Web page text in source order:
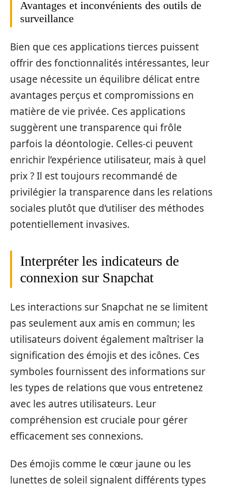
Avantages et inconvénients des outils de
surveillance
Bien que ces applications tierces puissent
offrir des fonctionnalités intéressantes, leur
usage nécessite un équilibre délicat entre
avantages perçus et compromissions en
matière de vie privée. Ces applications
suggèrent une transparence qui frôle
parfois la déontologie. Celles-ci peuvent
enrichir l’expérience utilisateur, mais à quel
prix ? Il est toujours recommandé de
privilégier la transparence dans les relations
sociales plutôt que d’utiliser des méthodes
potentiellement invasives.
Interpréter les indicateurs de
connexion sur Snapchat
Les interactions sur Snapchat ne se limitent
pas seulement aux amis en commun; les
utilisateurs doivent également maîtriser la
signification des émojis et des icônes. Ces
symboles fournissent des informations sur
les types de relations que vous entretenez
avec les autres utilisateurs. Leur
compréhension est cruciale pour gérer
efficacement ses connexions.
Des émojis comme le cœur jaune ou les
lunettes de soleil signalent différents types